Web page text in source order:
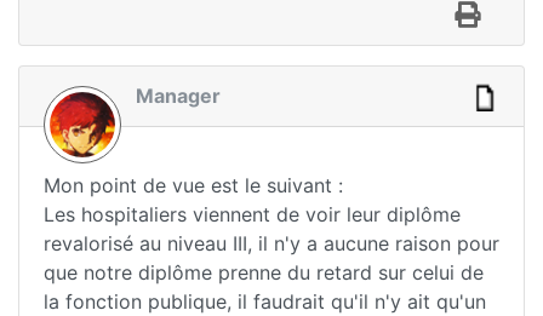
Manager
Mon point de vue est le suivant :
Les hospitaliers viennent de voir leur diplôme
revalorisé au niveau III, il n'y a aucune raison pour
que notre diplôme prenne du retard sur celui de
la fonction publique, il faudrait qu'il n'y ait qu'un